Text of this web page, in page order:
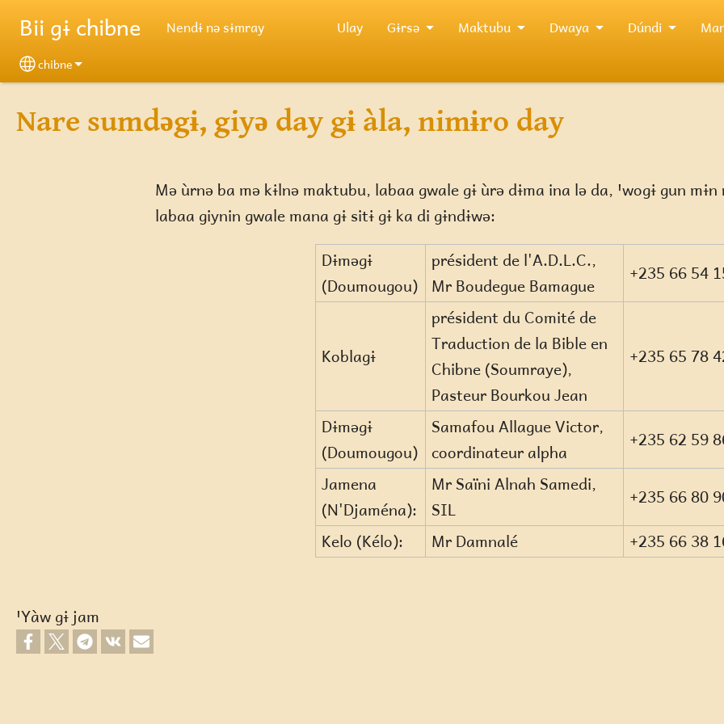
Bii gɨ chibne Nendɨ nə sɨmray Ulay Gɨrsə Maktubu Dwaya Dúndi
Select your language
chibne
Nare sumdəgɨ, giyə day gɨ àla, nimɨro day
Mə ùrnə ba mə kɨlnə maktubu, labaa gwale gɨ ùrə dɨma ina lə da, ꞌwogɨ gun
labaa giynin gwale mana gɨ sitɨ gɨ ka di gɨndɨwə:
Dɨməgɨ
(Doumougou)
président de l'A.D.L.C.,
Mr Boudegue Bamague
+235 66 54
Koblagɨ
président du Comité de
Traduction de la Bible en
Chibne (Soumraye),
Pasteur Bourkou Jean
+235 65 78
Dɨməgɨ
(Doumougou)
Samafou Allague Victor,
coordinateur alpha
+235 62 59
Jamena
(N'Djaména):
Mr Saïni Alnah Samedi,
SIL
+235 66 80
Kelo (Kélo): Mr Damnalé +235 66 38
ꞌYàw gɨ jam